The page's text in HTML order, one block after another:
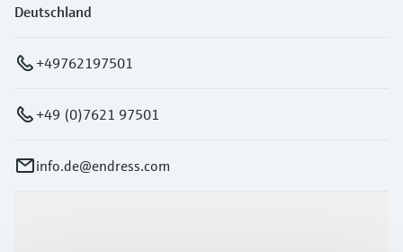
Deutschland
+49762197501
+49 (0)7621 97501
info.de@endress.com